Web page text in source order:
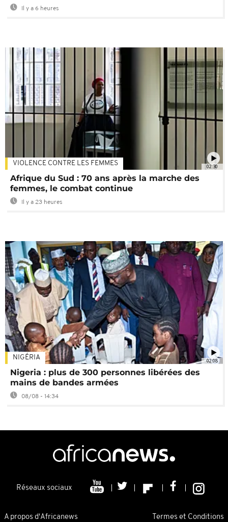
Il y a 6 heures
02:30
VIOLENCE CONTRE LES FEMMES
Afrique du Sud : 70 ans après la marche des
femmes, le combat continue
Il y a 23 heures
02:08
NIGÉRIA
Nigeria : plus de 300 personnes libérées des
mains de bandes armées
08/08 - 14:34
Réseaux sociaux
A propos d'Africanews Termes et Conditions